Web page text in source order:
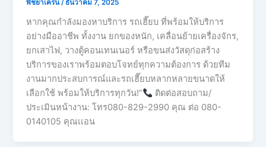
พิชยาเครน/ ธันวาคม 7, 2025
หากคุณกำลังมองหาบริการ รถเฮี๊ยบ ที่พร้อมให้บริการ
อย่างมืออาชีพ ทั้งงาน ยกของหนัก, เคลื่อนย้ายเครื่องจักร,
ยกเสาไฟ, วางตู้คอนเทนเนอร์ หรือขนส่งวัสดุก่อสร้าง
บริการของเราพร้อมตอบโจทย์ทุกความต้องการ ด้วยทีม
งานมากประสบการณ์และรถเฮี๊ยบหลากหลายขนาดให้
เลือกใช้ พร้อมให้บริการทุกวัน!”
ติดต่อสอบถาม/
ประเมินหน้างาน: โทร080-829-2990 คุณ ต่อ 080-
0140105 คุณเเอน